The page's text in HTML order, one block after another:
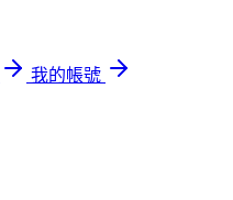
我的帳號